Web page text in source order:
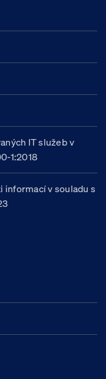
IT služeb v
1:2018
informací v souladu s